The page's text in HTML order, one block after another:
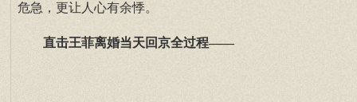
危急，更让人心有余悸。
直击王菲离婚当天回京全过程——